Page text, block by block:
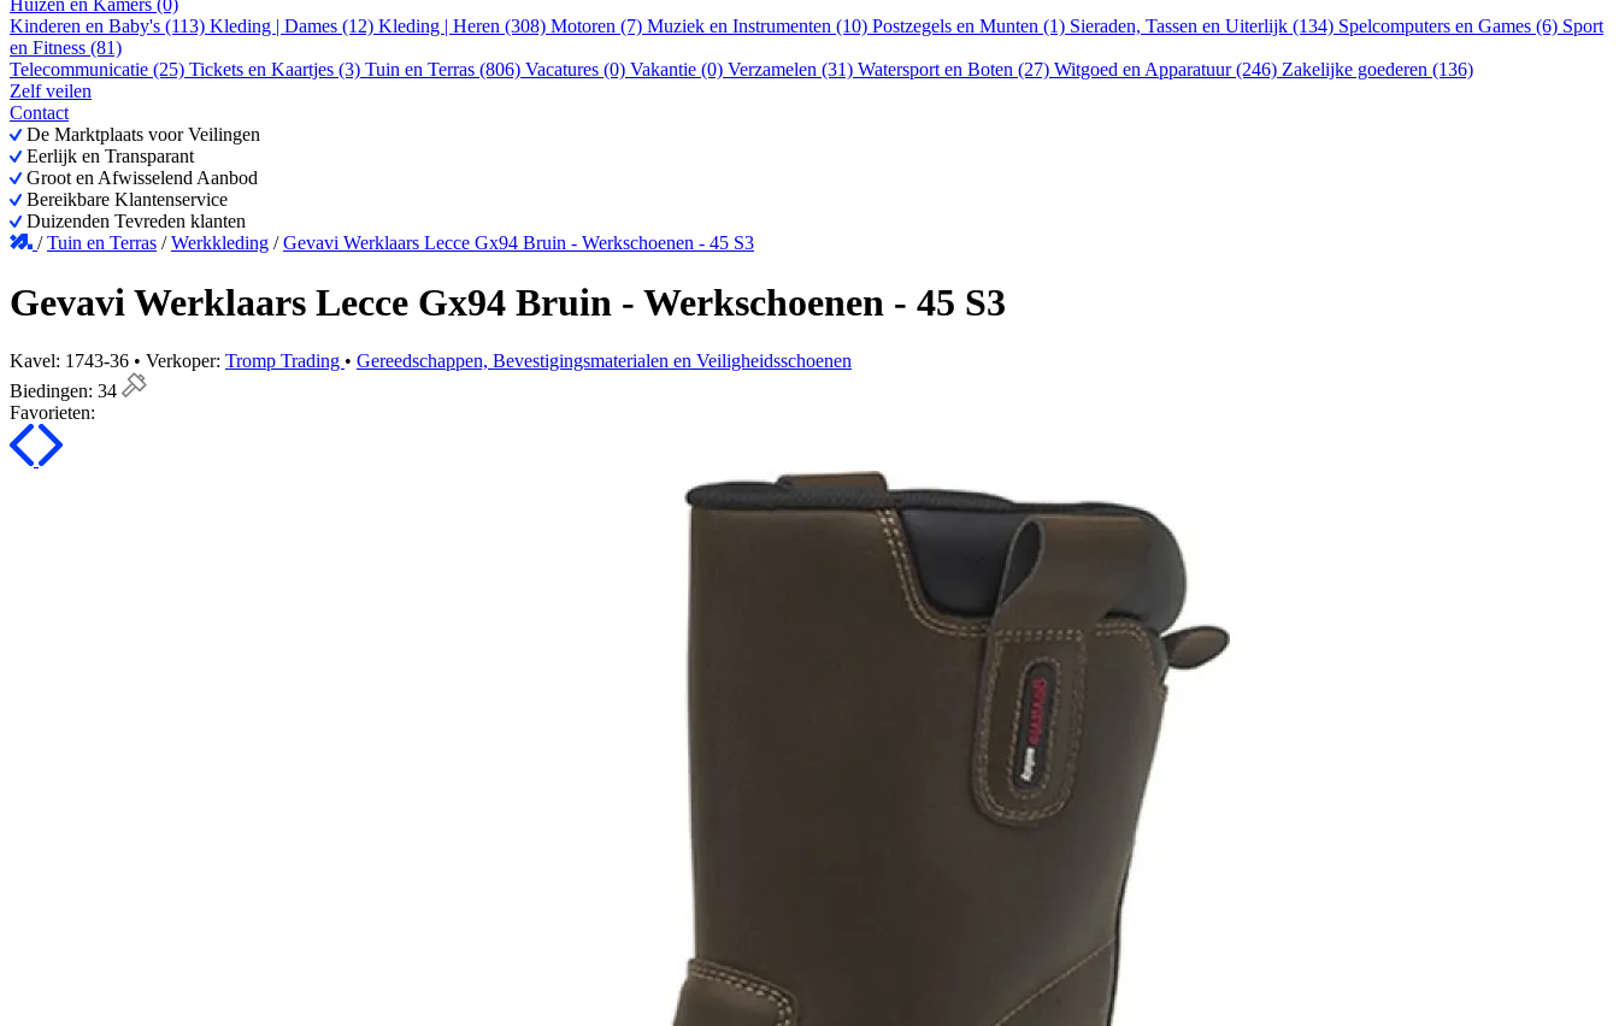
Huizen en Kamers (0)
Kinderen en Baby's (113) Kleding | Dames (12) Kleding | Heren (308) Motoren (7) Muziek en Instrumenten (10) Postzegels en Munten (1) Sieraden, Tassen en Uiterlijk (134) Spelcomputers en Games (6) Sport
en Fitness (81)
Telecommunicatie (25) Tickets en Kaartjes (3) Tuin en Terras (806) Vacatures (0) Vakantie (0) Verzamelen (31) Watersport en Boten (27) Witgoed en Apparatuur (246) Zakelijke goederen (136)
Zelf veilen
Contact
De Marktplaats voor Veilingen
Eerlijk en Transparant
Groot en Afwisselend Aanbod
Bereikbare Klantenservice
Duizenden Tevreden klanten
/Tuin en Terras /Werkkleding /Gevavi Werklaars Lecce Gx94 Bruin - Werkschoenen - 45 S3
Gevavi Werklaars Lecce Gx94 Bruin - Werkschoenen - 45 S3
Kavel: 1743-36 • Verkoper: Tromp Trading • Gereedschappen, Bevestigingsmaterialen en Veiligheidsschoenen
Biedingen: 34
Favorieten: